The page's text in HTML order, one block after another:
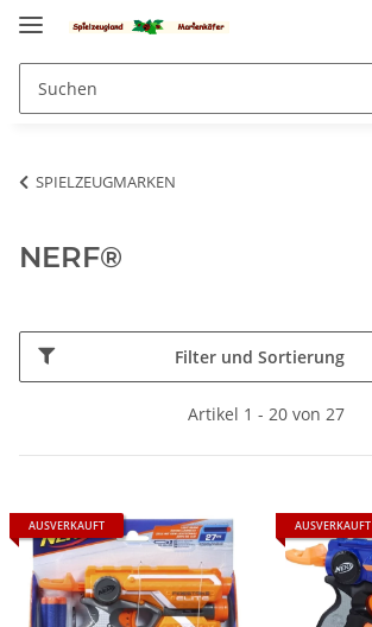
SPIELZEUGMARKEN
NERF®
Filter und Sortierung
Artikel 1 - 20 von 27
AUSVERKAUFT AUSVERKAUFT